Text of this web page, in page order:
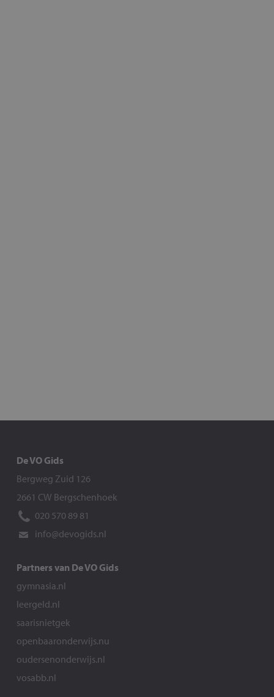
De VO Gids
Bergweg Zuid 126
2661 CW Bergschenhoek
020 570 89 81
info@devogids.nl
Partners van De VO Gids
gymnasia.nl
leergeld.nl
saarisnietgek
openbaaronderwijs.nu
oudersenonderwijs.nl
vosabb.nl